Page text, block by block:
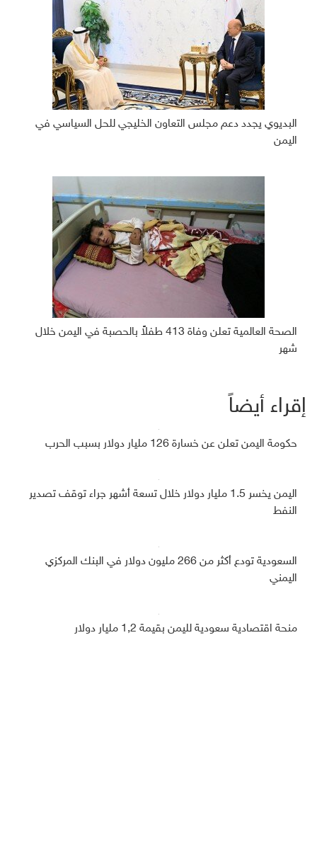
البديوي يجدد دعم مجلس التعاون الخليجي للحل السياسي في
اليمن
الصحة العالمية تعلن وفاة 413 طفلاً بالحصبة في اليمن خلال
شهر
إقراء أيضاً
حكومة اليمن تعلن عن خسارة 126 مليار دولار بسبب الحرب
اليمن يخسر 1.5 مليار دولار خلال تسعة أشهر جراء توقف تصدير
النفط
السعودية تودع أكثر من 266 مليون دولار في البنك المركزي
اليمني
منحة اقتصادية سعودية لليمن بقيمة 1,2 مليار دولار